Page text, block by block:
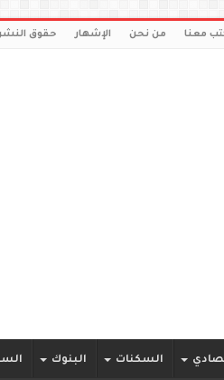
معنا من نحن الإشهار حقوق
السكنات البنوك